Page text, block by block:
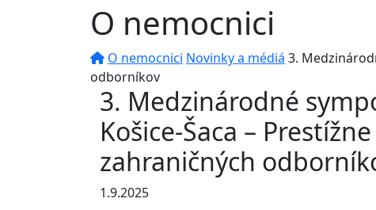
O nemocnici
O nemocnici Novinky a médiá 3.
odborníkov
3. Medzinárodné
Košice-Šaca –
zahraničných
1.9.2025